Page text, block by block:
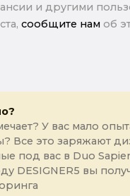
и другими
сообщите нам об
У вас мало
Все это заряжают
под вас в Duo
DESIGNER5 вы